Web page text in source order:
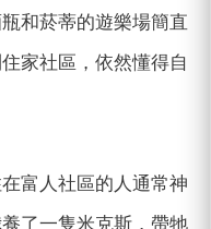
和菸蒂的遊樂場簡直
家社區，依然懂得自
富人社區的人通常神
了一隻米克斯，帶牠